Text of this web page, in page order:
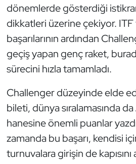
dönemlerde gösterdiği
dikkatleri üzerine çekiyor. ITF
başarılarının ardından
geçiş yapan genç raket,
sürecini hızla tamamladı.
Challenger düzeyinde elde
bileti, dünya sıralamasında da
hanesine önemli puanlar
zamanda bu başarı, kendisi
turnuvalara girişin de kapısını
İşitme Engelli Sporcular
Judo ve Kuraş
Kano ve Rafting
Karate
Kayak
Kempo